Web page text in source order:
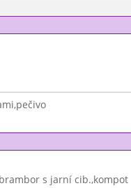
s jarní cib.,kompot